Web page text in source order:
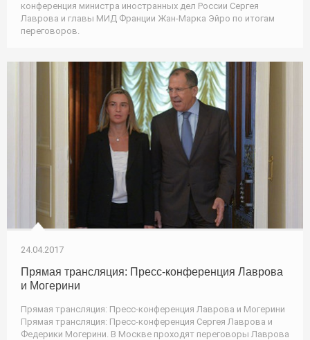
конференция министра иностранных дел России Сергея
Лаврова и главы МИД Франции Жан-Марка Эйро по итогам
переговоров.
24.04.2017
Прямая трансляция: Пресс-конференция Лаврова
и Могерини
Прямая трансляция: Пресс-конференция Лаврова и Могерини
Прямая трансляция: Пресс-конференция Сергея Лаврова и
Федерики Могерини. В Москве проходят переговоры Лаврова